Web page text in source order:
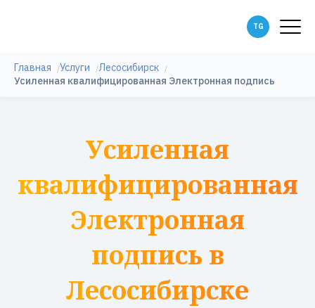
Главная Услуги
Лесосибирск
Усиленная квалифицированная Электронная подпись
Усиленная
квалифицированная
Электронная
подпись в
Лесосибирске